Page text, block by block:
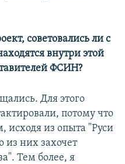
советовались ли с
внутри этой
ФСИН?
Для этого
потому что
исходя из опыта "Руси
из них захочет
Тем более, я